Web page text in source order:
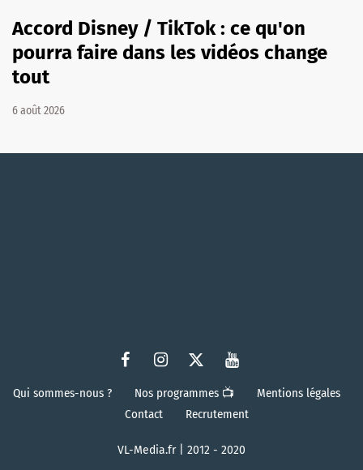
Accord Disney / TikTok : ce qu'on
pourra faire dans les vidéos change
tout
6 août 2026
Qui sommes-nous ? Nos programmes 📺
Mentions légales
Contact
Recrutement
VL-Media.fr | 2012 - 2020